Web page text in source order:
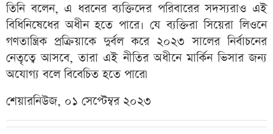
তিনি বলেন, এ ধরনের ব্যক্তিদের পরিবারের সদস্যরাও এই
বিধিনিষেধের অধীন হতে পারে। যে ব্যক্তিরা সিয়েরা লিওনে
গণতান্ত্রিক প্রক্রিয়াকে দুর্বল করে ২০২৩ সালের নির্বাচনের
নেতৃত্বে আসবে, তারা এই নীতির অধীনে মার্কিন ভিসার জন্য
অযোগ্য বলে বিবেচিত হতে পারে৷
শেয়ারনিউজ, ০১ সেপ্টেম্বর ২০২৩